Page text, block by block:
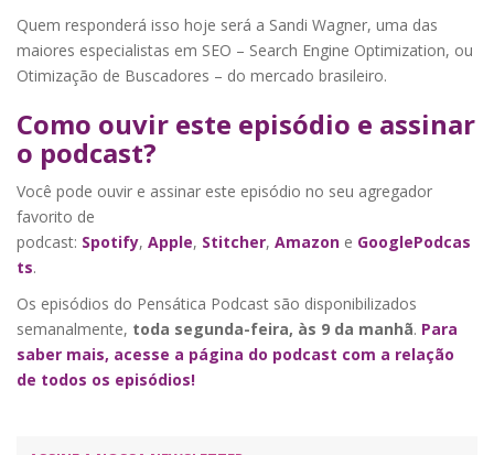
Quem responderá isso hoje será a Sandi Wagner, uma das
maiores especialistas em SEO – Search Engine Optimization, ou
Otimização de Buscadores – do mercado brasileiro.
Como ouvir este episódio e assinar
o podcast?
Você pode ouvir e assinar este episódio no seu agregador
favorito de
podcast: Spotify, Apple, Stitcher, Amazon e GooglePodcas
ts.
Os episódios do Pensática Podcast são disponibilizados
semanalmente, toda segunda-feira, às 9 da manhã. Para
saber mais, acesse a página do podcast com a relação
de todos os episódios!